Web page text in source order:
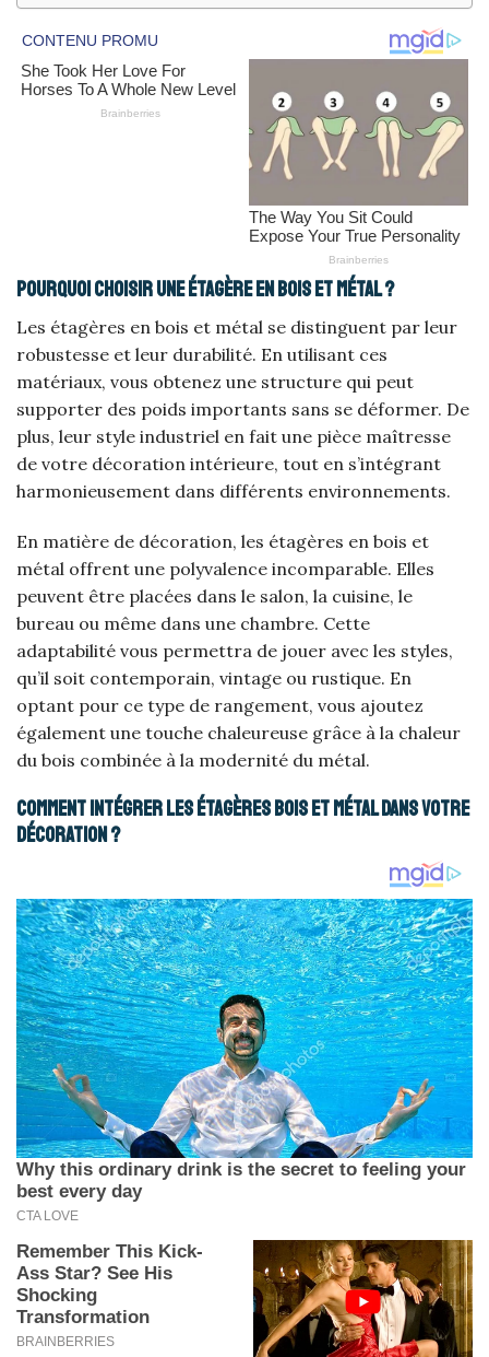
Pourquoi choisir une étagère en bois et métal ?
Les étagères en bois et métal se distinguent par leur
robustesse et leur durabilité. En utilisant ces
matériaux, vous obtenez une structure qui peut
supporter des poids importants sans se déformer. De
plus, leur style industriel en fait une pièce maîtresse
de votre décoration intérieure, tout en s’intégrant
harmonieusement dans différents environnements.
En matière de décoration, les étagères en bois et
métal offrent une polyvalence incomparable. Elles
peuvent être placées dans le salon, la cuisine, le
bureau ou même dans une chambre. Cette
adaptabilité vous permettra de jouer avec les styles,
qu’il soit contemporain, vintage ou rustique. En
optant pour ce type de rangement, vous ajoutez
également une touche chaleureuse grâce à la chaleur
du bois combinée à la modernité du métal.
Comment intégrer les étagères bois et métal dans votre
décoration ?